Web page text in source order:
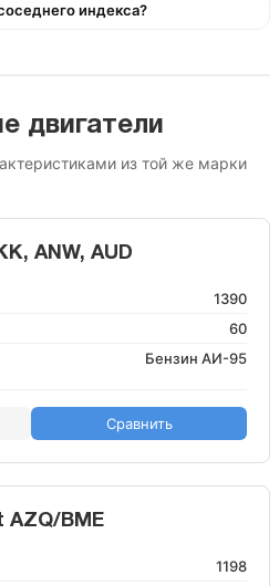
индекса?
двигатели
из той же марки
ANW, AUD
1390
60
Бензин АИ-95
Сравнить
AZQ/BME
1198